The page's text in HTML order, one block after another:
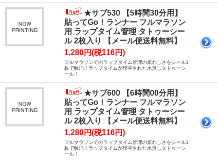
★サブ530 【5時間30分用】
貼ってGo！ランナー フルマラソン
用 ラップタイム管理 タトゥーシー
ル 2枚入り 【メール便送料無料】
1,280円(税116円)
フルマラソンでのラップタイム管理の煩わしさをシール1
枚で解消！ラップタイムが印字された水無しタトゥーシ
ール！
★サブ600 【6時間00分用】
貼ってGo！ランナー フルマラソン
用 ラップタイム管理 タトゥーシー
ル 2枚入り 【メール便送料無料】
1,280円(税116円)
フルマラソンでのラップタイム管理の煩わしさをシール1
枚で解消！ラップタイムが印字された水無しタトゥーシ
ール！